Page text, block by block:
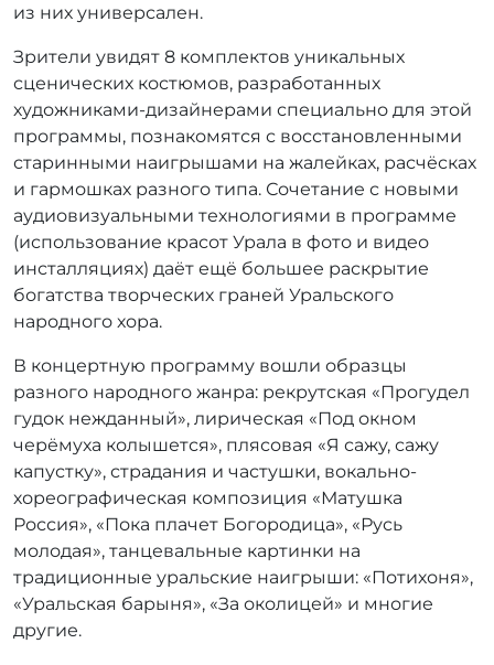
из них универсален.
Зрители увидят 8 комплектов уникальных
сценических костюмов, разработанных
художниками-дизайнерами специально для этой
программы, познакомятся с восстановленными
старинными наигрышами на жалейках, расчёсках
и гармошках разного типа. Сочетание с новыми
аудиовизуальными технологиями в программе
(использование красот Урала в фото и видео
инсталляциях) даёт ещё большее раскрытие
богатства творческих граней Уральского
народного хора.
В концертную программу вошли образцы
разного народного жанра: рекрутская «Прогудел
гудок нежданный», лирическая «Под окном
черёмуха колышется», плясовая «Я сажу, сажу
капустку», страдания и частушки, вокально-
хореографическая композиция «Матушка
Россия», «Пока плачет Богородица», «Русь
молодая», танцевальные картинки на
традиционные уральские наигрыши: «Потихоня»,
«Уральская барыня», «За околицей» и многие
другие.